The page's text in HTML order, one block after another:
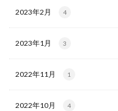
2023年2月 4
2023年1月 3
2022年11月 1
2022年10月 4